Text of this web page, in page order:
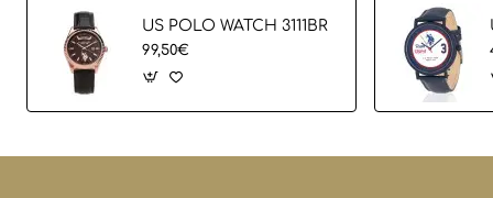
US POLO WATCH 3111BR
99,50€